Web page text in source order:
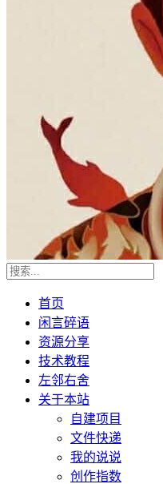
首页
闲言碎语
资源分享
技术教程
左邻右舍
关于本站
自建项目
文件快递
我的说说
创作指数